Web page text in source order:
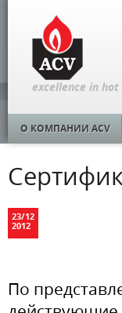
excellence in
О КОМПАНИИ ACV
23/12
2012
По